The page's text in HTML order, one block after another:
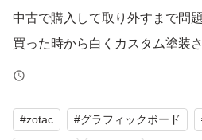
中古で購入して取り外すまで問
買った時から白くカスタム塗装
#zotac #グラフィックボード